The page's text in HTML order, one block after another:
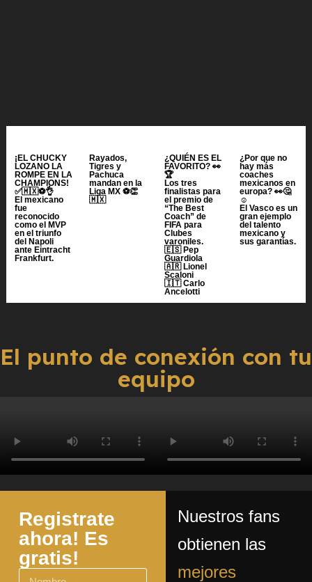
¡EL CHUCKY
LOZANO LA
ROMPE EN LA
CHAMPIONS!
✅🇲🇽⚽️👌
El mexicano
fue
reconocido
como el MVP
en el triunfo
del Napoli
ante Eintracht
Frankfurt.
Rayados,
Tigres y
Pachuca
mandan en la
Liga MX ⚽️👏
🇲🇽
¿QUIÉN ES EL
FAVORITO? 👀
🏆
Los tres
finalistas para
el premio de
“The Best
Coach” de
FIFA para
Clubes
varoniles.
🇪🇸 Pep
Guardiola
🇦🇷 Lionel
Scaloni
🇮🇹 Carlo
Ancelotti
¿Por que no
hay más
coaches
mexicanos en
europa? 👀🤔
☺️
El Vasco es un
gran ejemplo
del talento
mexicano y
sus garantías.
El punto de conexión con tu
equipo
Registrate
ahora! Es
gratis!
Nuestros fans
obtienen las
mejores